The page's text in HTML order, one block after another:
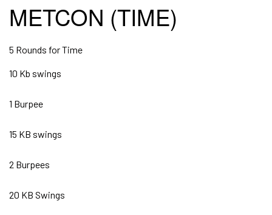
METCON (TIME)
5 Rounds for Time
10 Kb swings
1 Burpee
15 KB swings
2 Burpees
20 KB Swings